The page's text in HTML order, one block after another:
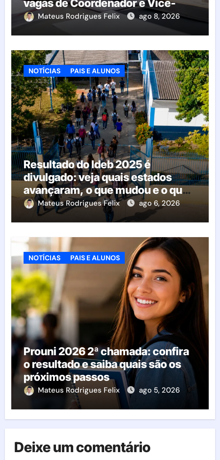
vagas de Coordenador e Vice-
Diretor
Mateus Rodrigues Felix ago 8, 2026
NOTÍCIAS PAIS E ALUNOS
Resultado do Ideb 2025 é
divulgado: veja quais estados
avançaram, o que mudou e o que
esperar da educação brasileira
Mateus Rodrigues Felix ago 6, 2026
NOTÍCIAS PAIS E ALUNOS
Prouni 2026 2ª chamada: confira
o resultado e saiba quais são os
próximos passos
Mateus Rodrigues Felix ago 5, 2026
Deixe um comentário